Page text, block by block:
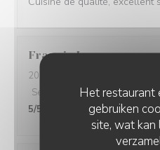
Het restaurant
gebruiken
site, wat
Francis L
2026-08-05
Service
/5 Atmosfeer:4/5
5/5